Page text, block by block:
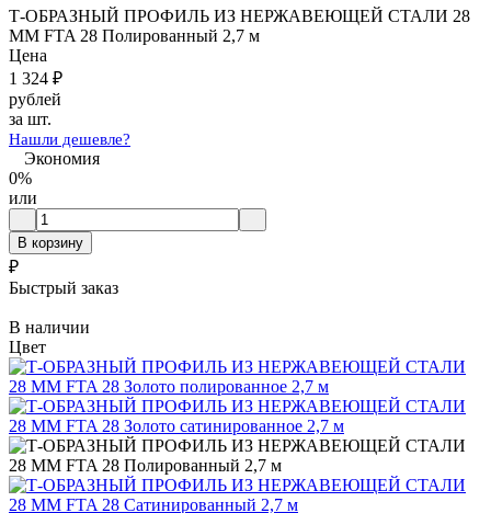
Т-ОБРАЗНЫЙ ПРОФИЛЬ ИЗ НЕРЖАВЕЮЩЕЙ СТАЛИ 28
ММ FTA 28 Полированный 2,7 м
Цена
1 324 ₽
рублей
за шт.
Нашли дешевле?
Экономия
0%
или
В корзину
₽
Быстрый заказ
В наличии
Цвет